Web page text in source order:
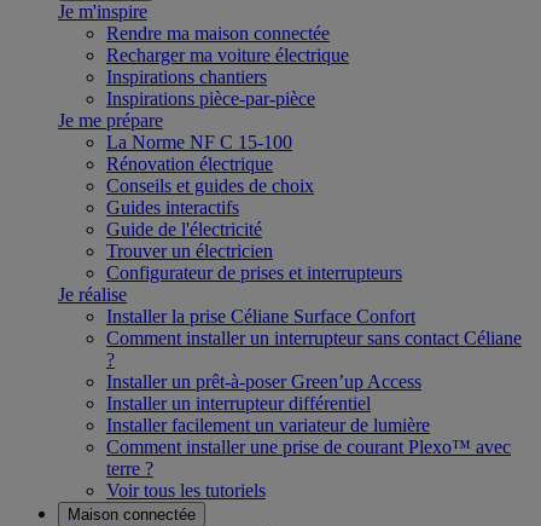
Je m'inspire
Rendre ma maison connectée
Recharger ma voiture électrique
Inspirations chantiers
Inspirations pièce-par-pièce
Je me prépare
La Norme NF C 15-100
Rénovation électrique
Conseils et guides de choix
Guides interactifs
Guide de l'électricité
Trouver un électricien
Configurateur de prises et interrupteurs
Je réalise
Installer la prise Céliane Surface Confort
Comment installer un interrupteur sans contact Céliane
?
Installer un prêt-à-poser Green’up Access
Installer un interrupteur différentiel
Installer facilement un variateur de lumière
Comment installer une prise de courant Plexo™ avec
terre ?
Voir tous les tutoriels
Maison connectée